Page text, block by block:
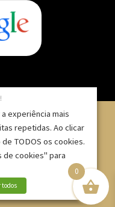
0
experiência mais
repetidas. Ao clicar
TODOS os cookies.
de cookies" para
todos